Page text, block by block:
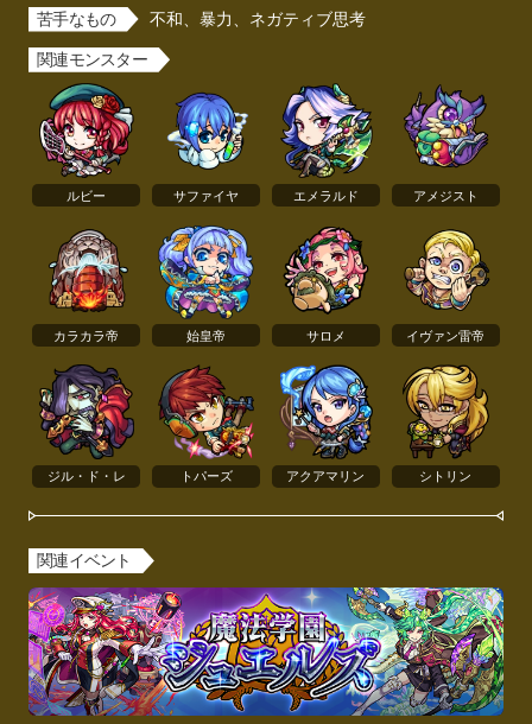
苦手なもの 不和、暴力、ネガティブ思考
関連モンスター
ルビー サファイヤ エメラルド アメジスト
カラカラ帝 始皇帝 サロメ イヴァン雷帝
ジル・ド・レ トパーズ アクアマリン シトリン
関連イベント